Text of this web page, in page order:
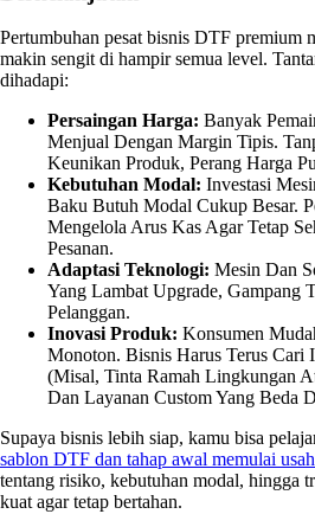
Pertumbuhan pesat bisnis DTF premium
makin sengit di hampir semua level.
dihadapi:
Persaingan Harga: Banyak
Menjual Dengan Margin Tipis.
Keunikan Produk, Perang Harga
Kebutuhan Modal: Investasi
Baku Butuh Modal Cukup Besar.
Mengelola Arus Kas Agar Tetap
Pesanan.
Adaptasi Teknologi: Mesin Dan
Yang Lambat Upgrade, Gampang
Pelanggan.
Inovasi Produk: Konsumen
Monoton. Bisnis Harus Terus Cari
(misal, Tinta Ramah Lingkungan
Dan Layanan Custom Yang Beda
Supaya bisnis lebih siap, kamu bisa
sablon DTF dan tahap awal memulai
tentang risiko, kebutuhan modal, hingga
kuat agar tetap bertahan.